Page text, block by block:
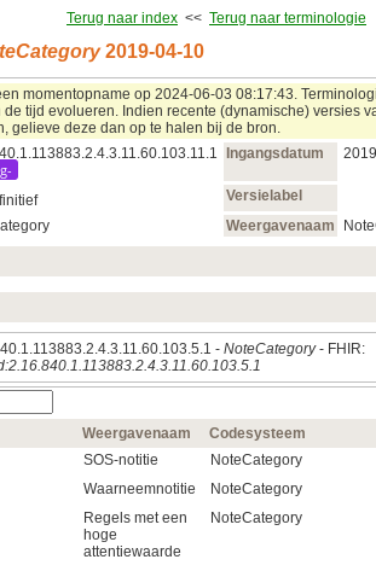
Terug naar index << Terug naar terminologie
2019‑04‑10
momentopname op 2024‑06‑03 08:17:43.
de tijd evolueren. Indien recente (dynamische) versies
gelieve deze dan op te halen bij de bron.
Ingangsdatum
Versielabel
Weergavenaam
- NoteCategory- FHIR:
Weergavenaam
Codesysteem
SOS-notitie
NoteCategory
Waarneemnotitie
NoteCategory
Regels met een
hoge
attentiewaarde
NoteCategory